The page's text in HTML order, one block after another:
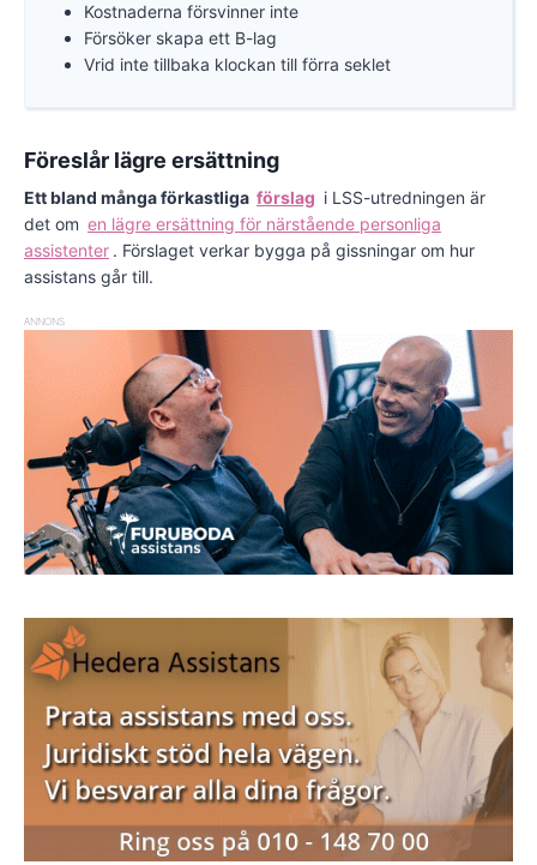
Kostnaderna försvinner inte
Försöker skapa ett B-lag
Vrid inte tillbaka klockan till förra seklet
Föreslår lägre ersättning
Ett bland många förkastliga förslag i LSS-utredningen är
det om en lägre ersättning för närstående personliga
assistenter . Förslaget verkar bygga på gissningar om hur
assistans går till.
ANNONS